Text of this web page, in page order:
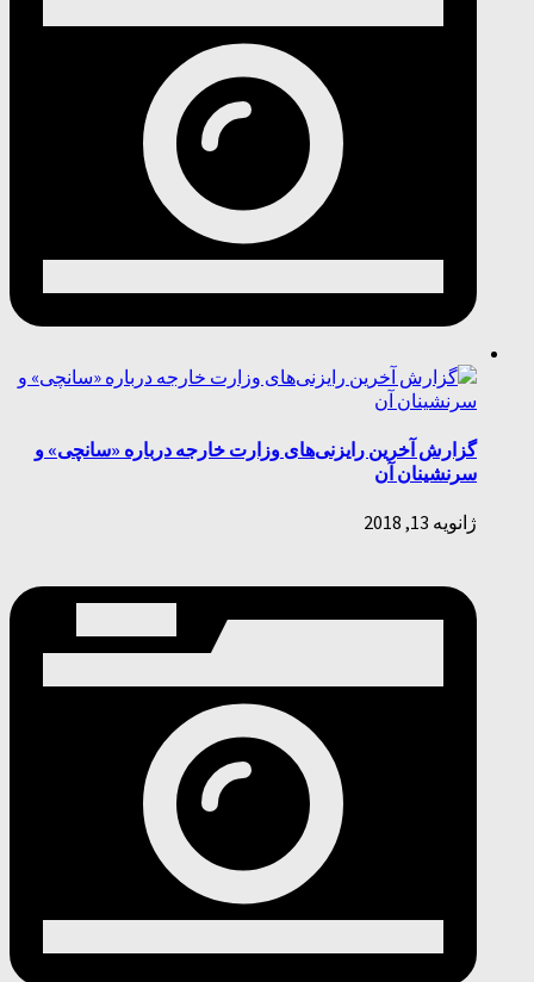
گزارش آخرین رایزنی‌های وزارت خارجه درباره «سانچی» و
سرنشینان آن
ژانویه 13, 2018